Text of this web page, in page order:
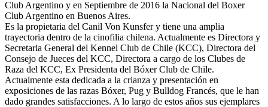
Club Argentino y en Septiembre de 2016 la Nacional del Boxer
Club Argentino en Buenos Aires.
Es la propietaria del Canil Von Kunsfer y tiene una amplia
trayectoria dentro de la cinofilia chilena. Actualmente es Directora y
Secretaria General del Kennel Club de Chile (KCC), Directora del
Consejo de Jueces del KCC, Directora a cargo de los Clubes de
Raza del KCC, Ex Presidenta del Bóxer Club de Chile.
Actualmente esta dedicada a la crianza y presentación en
exposiciones de las razas Bóxer, Pug y Bulldog Francés, que le han
dado grandes satisfacciones. A lo largo de estos años sus ejemplares